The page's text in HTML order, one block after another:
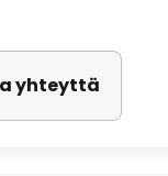
yhteyttä